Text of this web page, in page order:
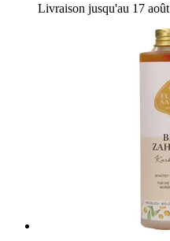
Livraison jusqu'au 17 août